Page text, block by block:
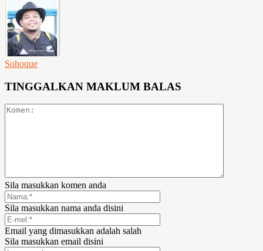
Sohoque
TINGGALKAN MAKLUM BALAS
Sila masukkan komen anda
Sila masukkan nama anda disini
Email yang dimasukkan adalah salah
Sila masukkan email disini